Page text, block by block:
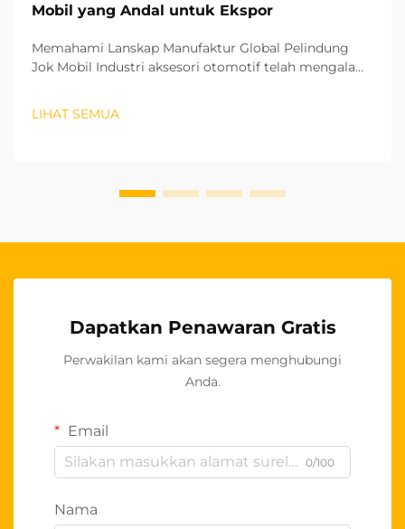
Mobil yang Andal untuk Ekspor
Memahami Lanskap Manufaktur Global Pelindung
Jok Mobil Industri aksesori otomotif telah mengalami
segmen penting. Bagi perusahaan yang ingin
LIHAT SEMUA
Dapatkan Penawaran Gratis
Perwakilan kami akan segera menghubungi
Anda.
Email
0/100
Nama